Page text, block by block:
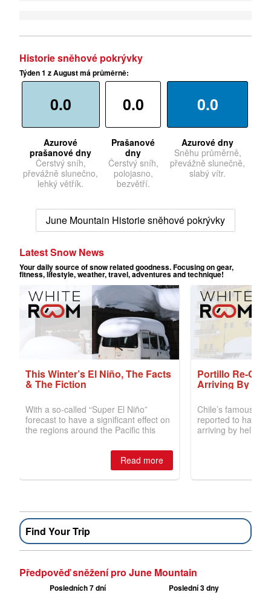
Historie sněhové pokrývky
Týden 1 z August má průměrně:
0.0
Azurové
prašanové dny
Čerstvý sníh,
převážně slunečno,
lehký větřík.
0.0
Prašanové
dny
Čerstvý sníh,
polojasno,
bezvětří.
0.0
Azurové dny
Sněhu průměrně,
převážně slunečně,
slabý vítr.
June Mountain Historie sněhové pokrývky
Find Your Trip
Předpověď sněžení pro June Mountain
Posledních 7 dní Poslední 3 dny